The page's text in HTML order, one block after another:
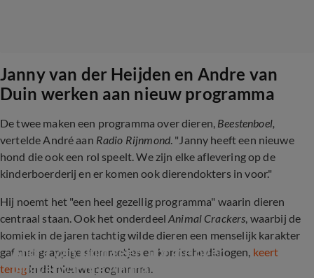
Janny van der Heijden en Andre van
Duin werken aan nieuw programma
De twee maken een programma over dieren, Beestenboel,
vertelde André aan Radio Rijnmond. "Janny heeft een nieuwe
hond die ook een rol speelt. We zijn elke aflevering op de
kinderboerderij en er komen ook dierendokters in voor."
Hij noemt het "een heel gezellig programma" waarin dieren
centraal staan. Ook het onderdeelAnimal Crackers, waarbij de
komiek in de jaren tachtig wilde dieren een menselijk karakter
gaf met grappige stemmetjes en komische dialogen, keert
terugin dit nieuwe programma.
André van Duin geeft update over
langverwachte Animal Crackers